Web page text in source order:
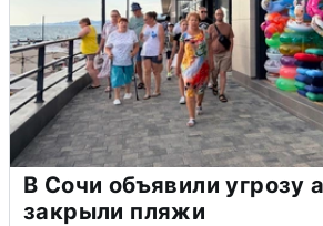
В Сочи объявили угрозу
закрыли пляжи